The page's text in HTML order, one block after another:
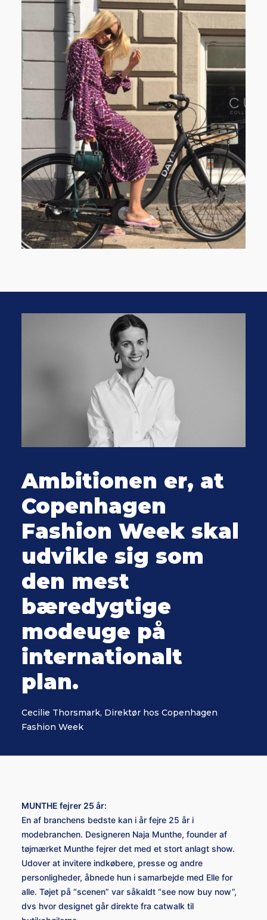
Ambitionen er, at
Copenhagen
Fashion Week skal
udvikle sig som
den mest
bæredygtige
modeuge på
internationalt
plan.
Cecilie Thorsmark, Direktør hos Copenhagen
Fashion Week
MUNTHE fejrer 25 år:
En af branchens bedste kan i år fejre 25 år i
modebranchen. Designeren Naja Munthe, founder af
tøjmærket Munthe fejrer det med et stort anlagt show.
Udover at invitere indkøbere, presse og andre
personligheder, åbnede hun i samarbejde med Elle for
alle. Tøjet på “scenen” var såkaldt “see now buy now”,
dvs hvor designet går direkte fra catwalk til